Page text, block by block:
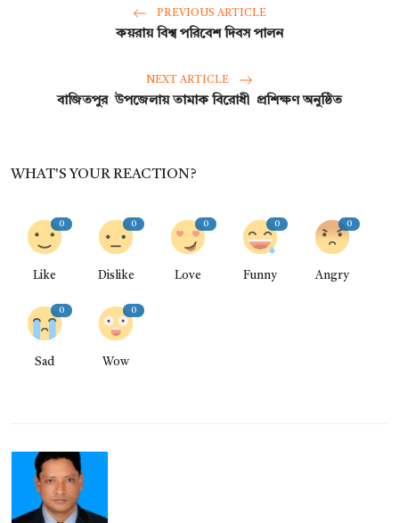
PREVIOUS ARTICLE
কয়রায় বিশ্ব পরিবেশ দিবস পালন
NEXT ARTICLE
বাজিতপুর উপজেলায় তামাক বিরোধী প্রশিক্ষণ অনুষ্ঠিত
WHAT'S YOUR REACTION?
0
Like
0
Dislike
0
Love
0
Funny
0
Angry
0
Sad
0
Wow